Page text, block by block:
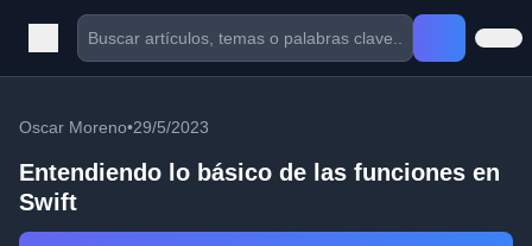
Oscar Moreno•29/5/2023
Entendiendo lo básico de las funciones en
Swift